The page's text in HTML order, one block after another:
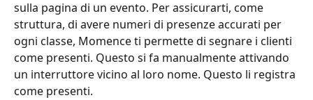
sulla pagina di un evento. Per assicurarti, come
struttura, di avere numeri di presenze accurati per
ogni classe, Momence ti permette di segnare i clienti
come presenti. Questo si fa manualmente attivando
un interruttore vicino al loro nome. Questo li registra
come presenti.